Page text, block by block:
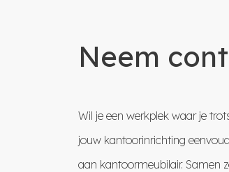
Neem
Wil je een werkplek waar je
jouw kantoorinrichting
aan kantoormeubilair. Samen